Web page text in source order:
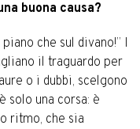
buona causa?
che sul divano!” I
il traguardo per
o i dubbi, scelgono
solo una corsa: è
ritmo, che sia